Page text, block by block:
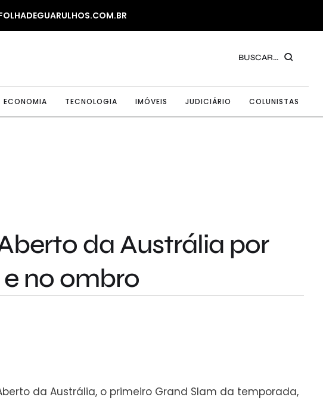
BUSCAR...
ECONOMIA TECNOLOGIA IMÓVEIS JUDICIÁRIO COLUNISTAS
da Austrália por
no ombro
da Austrália, o primeiro Grand Slam da temporada,